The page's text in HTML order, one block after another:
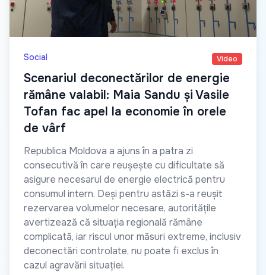
Social Video
Scenariul deconectărilor de energie
rămâne valabil: Maia Sandu și Vasile
Tofan fac apel la economie în orele
de vârf
Republica Moldova a ajuns în a patra zi
consecutivă în care reușește cu dificultate să
asigure necesarul de energie electrică pentru
consumul intern. Deși pentru astăzi s-a reușit
rezervarea volumelor necesare, autoritățile
avertizează că situația regională rămâne
complicată, iar riscul unor măsuri extreme, inclusiv
deconectări controlate, nu poate fi exclus în
cazul agravării situației.